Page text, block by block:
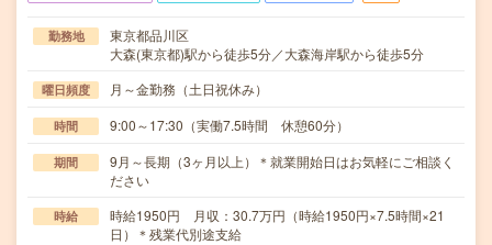
勤務地
東京都品川区
大森(東京都)駅から徒歩5分／大森海岸駅から徒歩5分
曜日頻度 月～金勤務（土日祝休み）
時間 9:00～17:30（実働7.5時間 休憩60分）
期間
9月～長期（3ヶ月以上）＊就業開始日はお気軽にご相談く
ださい
時給
時給1950円 月収：30.7万円（時給1950円×7.5時間×21
日）＊残業代別途支給